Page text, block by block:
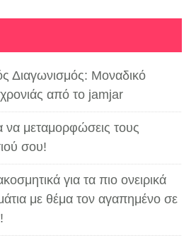
Διαγωνισμός: Μοναδικό
από το jamjar
να μεταμορφώσεις τους
σου!
για τα πιο ονειρικά
με θέμα τον αγαπημένο σε